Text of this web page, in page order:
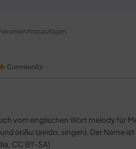
hinzuzufügen.
Community
vom englischen Wort melody für
ἀείδω (aeido, singen). Der Name
CC BY-SA)